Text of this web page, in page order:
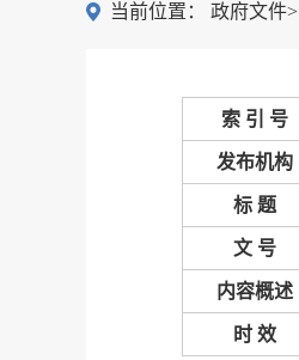
当前位置： 政府文件>
索 引 号
发布机构
标 题
文 号
内容概述
时 效